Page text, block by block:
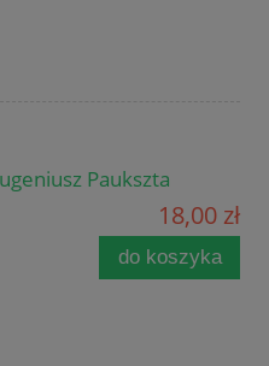
Paukszta
18,00 zł
do koszyka